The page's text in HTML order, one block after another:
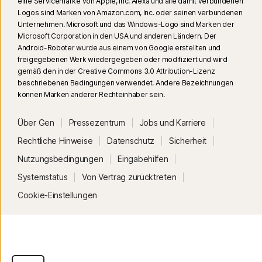
(Qualcomm- oder Intel-CPU mit mindestens 8 Prozessorkernen, 16 GB
RAM) oder ein PC ohne KI (CPU einer beliebigen Marke mit mindestens 6
Prozessorkernen, 16 GB RAM) erforderlich. Auf PCs ohne KI mit einer CPU
mit mindestens 4 Prozessorkernen und 8 GB RAM sind nur manuelle
Scans verfügbar. Vollständige Informationen finden Sie unter
Norton.com/deepfakesupport
Rahmen eines Early Access-Programms verfügbar. Dabei werden nur
YouTube-Videos auf Englisch unterstützt.
Norton Safe Search zeigt keine Sicherheitsbewertung für gesponserte
Links an und filtert auch keine potenziell unsicheren gesponserten Links
aus Suchergebnissen heraus. Nicht in allen Browsern verfügbar.
Logos sind Marken von Amazon.com, Inc. oder seinen verbundenen
Unternehmen. Microsoft und das Windows-Logo sind Marken der
Microsoft Corporation in den USA und anderen Ländern. Der
Android-Roboter wurde aus einem von Google erstellten und
freigegebenen Werk wiedergegeben oder modifiziert und wird
gemäß den in der Creative Commons 3.0 Attribution-Lizenz
beschriebenen Bedingungen verwendet. Andere Bezeichnungen
können Marken anderer Rechteinhaber sein.
Über Gen Pressezentrum
Jobs und Karriere
Rechtliche Hinweise
Datenschutz
Sicherheit
Nutzungsbedingungen
Eingabehilfen
Systemstatus
Von Vertrag zurücktreten
Cookie-Einstellungen